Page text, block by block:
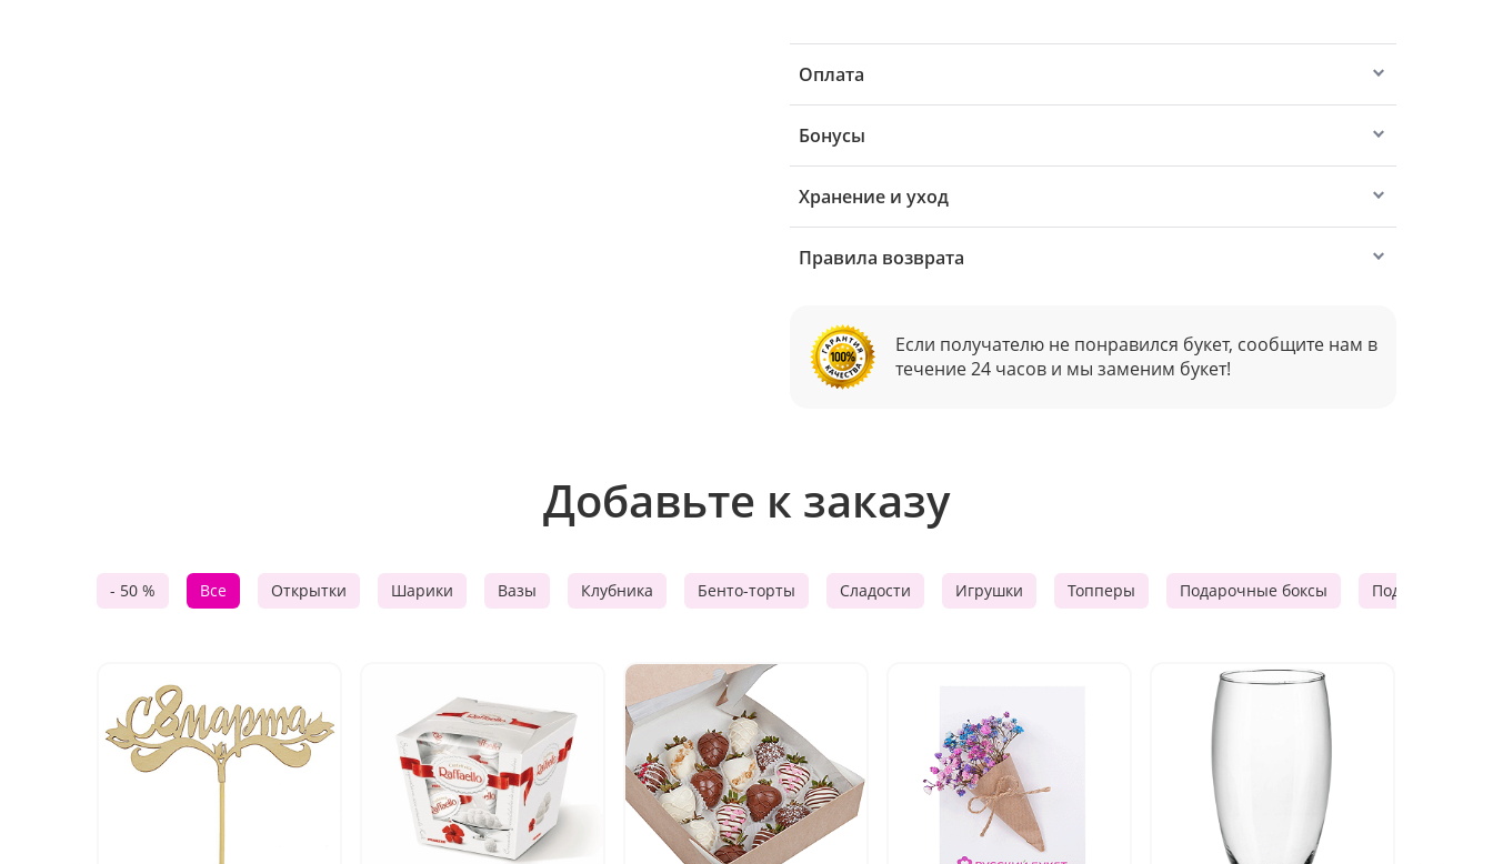
Оплата
Бонусы
Хранение и уход
Правила возврата
Если получателю не понравился букет, сообщите нам в
течение 24 часов и мы заменим букет!
Добавьте к заказу
- 50 % Все Открытки Шарики Вазы Клубника Бенто-торты Сладости Игрушки Топперы Подарочные боксы Подарочные